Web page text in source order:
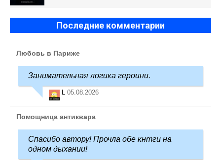
Последние комментарии
Любовь в Париже
Занимательная логика героини.
L 05.08.2026
Помощница антиквара
Спасибо автору! Прочла обе кнтги на
одном дыхании!